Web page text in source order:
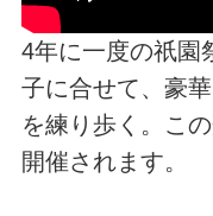
4年に一度の祇園
子に合せて、豪
を練り歩く。こ
開催されます。